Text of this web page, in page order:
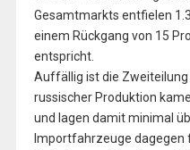
Gesamtmarkts entfielen
einem Rückgang von 15
entspricht.
Auffällig ist die
russischer Produktion
und lagen damit minimal
Importfahrzeuge dagegen